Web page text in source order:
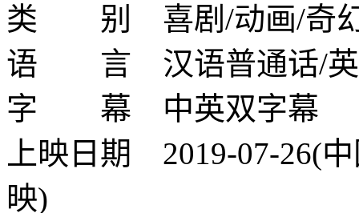
类 别 喜剧/动画/奇
语 言 汉语普通话/英
字 幕 中英双字幕
上映日期 2019-07-26(
映)